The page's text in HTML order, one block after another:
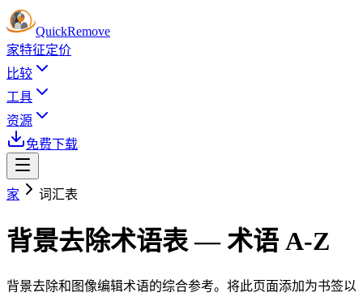
QuickRemove
家特征定价
比较
工具
资源
免费下载
家 词汇表
背景去除术语表 — 术语 A-Z
背景去除和图像编辑术语的综合参考。将此页面添加为书签以